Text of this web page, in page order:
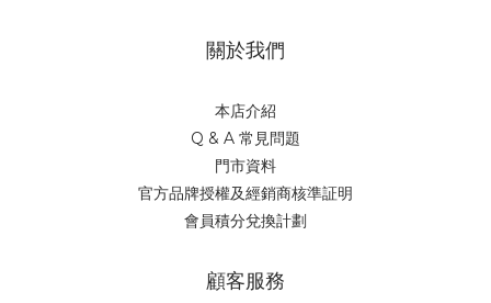
關於我們
本店介紹
Q & A 常見問題
門市資料
官方品牌授權及經銷商核準証明
會員積分兌換計劃
顧客服務